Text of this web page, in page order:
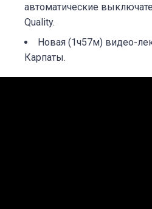
автоматические
Quality.
Новая (1ч57м) видео-
Карпаты.